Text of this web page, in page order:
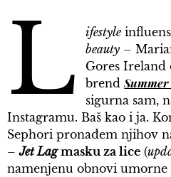
L ifestyle
beauty –
Gores Ireland
brend
sigurna sam,
Instagramu. Baš kao i ja.
Sephori pronađem njihov
–Jet Lagmasku za lice (
namenjenu obnovi umorne